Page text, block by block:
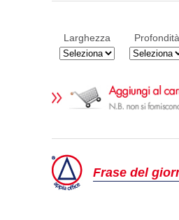
Larghezza Profondità
Frase del